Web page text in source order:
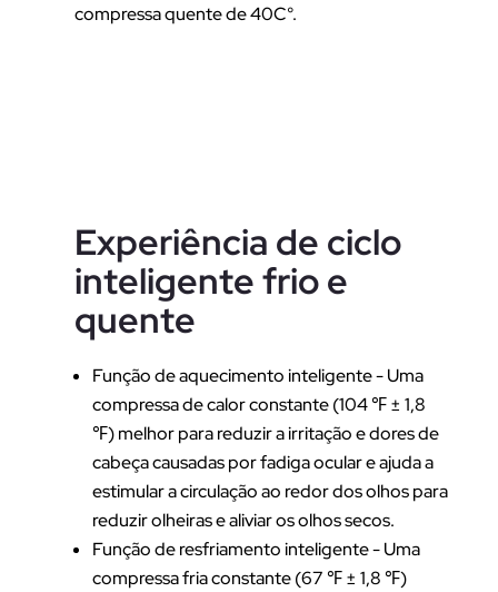
compressa quente de 40C°.
Experiência de ciclo
inteligente frio e
quente
Função de aquecimento inteligente - Uma
compressa de calor constante (104 ℉ ± 1,8
℉) melhor para reduzir a irritação e dores de
cabeça causadas por fadiga ocular e ajuda a
estimular a circulação ao redor dos olhos para
reduzir olheiras e aliviar os olhos secos.
Função de resfriamento inteligente - Uma
compressa fria constante (67 ℉ ± 1,8 ℉)